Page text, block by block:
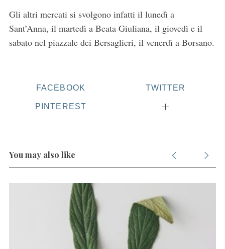
Gli altri mercati si svolgono infatti il lunedì a
Sant’Anna, il martedì a Beata Giuliana, il giovedì e il
sabato nel piazzale dei Bersaglieri, il venerdì a Borsano.
FACEBOOK TWITTER
PINTEREST
You may also like